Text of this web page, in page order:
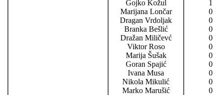
Gojko Kožul
Marijana Lončar
Dragan Vrdoljak
Branka Bešlić
Dražan Miličevć
Viktor Roso
Marija Šušak
Goran Spajić
Ivana Musa
Nikola Mikulić
Marko Marušić
1
0
0
0
0
0
0
0
0
0
0